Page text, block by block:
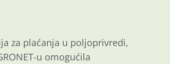
za plaćanja u poljoprivredi,
u omogućila